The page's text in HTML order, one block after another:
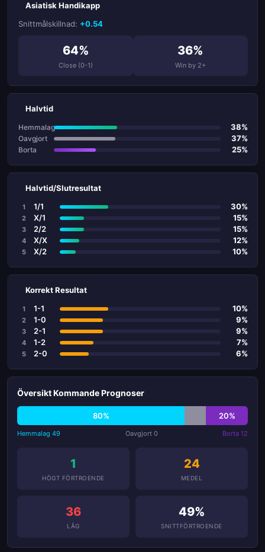
Asiatisk Handikapp
Snittmålskillnad: +0.54
64%
Close (0-1)
36%
Win by 2+
Halvtid
Hemmalag 38%
Oavgjort 37%
Borta 25%
Halvtid/Slutresultat
1 1/1 30%
2 X/1 15%
3 2/2 15%
4 X/X 12%
5 X/2 10%
Korrekt Resultat
1 1-1 10%
2 1-0 9%
3 2-1 9%
4 1-2 7%
5 2-0 6%
Översikt Kommande Prognoser
80% 20%
Hemmalag 49 Oavgjort 0 Borta 12
1
HÖGT FÖRTROENDE
24
MEDEL
36
LÅG
49%
SNITTFÖRTROENDE